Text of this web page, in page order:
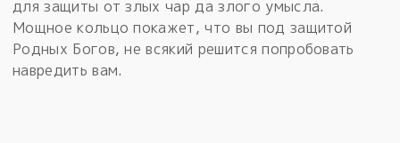
для защиты от злых чар да злого умысла.
Мощное кольцо покажет, что вы под защитой
Родных Богов, не всякий решится попробовать
навредить вам.